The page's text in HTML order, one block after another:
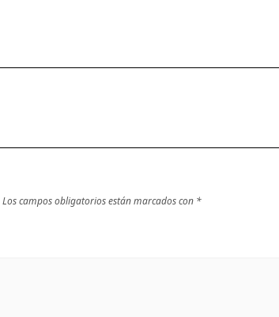
Los campos obligatorios están marcados con *